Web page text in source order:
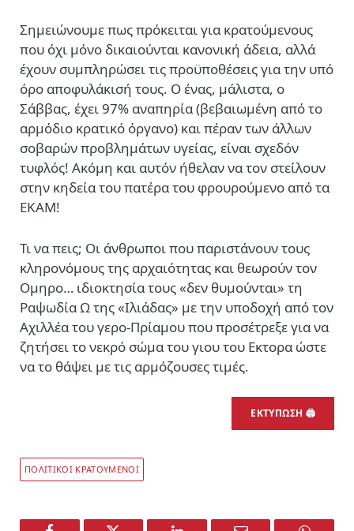
Σημειώνουμε πως πρόκειται για κρατούμενους
που όχι μόνο δικαιούνται κανονική άδεια, αλλά
έχουν συμπληρώσει τις προϋποθέσεις για την υπό
όρο αποφυλάκισή τους. Ο ένας, μάλιστα, ο
Σάββας, έχει 97% αναπηρία (βεβαιωμένη από το
αρμόδιο κρατικό όργανο) και πέραν των άλλων
σοβαρών προβλημάτων υγείας, είναι σχεδόν
τυφλός! Ακόμη και αυτόν ήθελαν να τον στείλουν
στην κηδεία του πατέρα του φρουρούμενο από τα
ΕΚΑΜ!
Τι να πεις; Οι άνθρωποι που παριστάνουν τους
κληρονόμους της αρχαιότητας και θεωρούν τον
Ομηρο… ιδιοκτησία τους «δεν θυμούνται» τη
Ραψωδία Ω της «Ιλιάδας» με την υποδοχή από τον
Αχιλλέα του γερο-Πρίαμου που προσέτρεξε για να
ζητήσει το νεκρό σώμα του γιου του Εκτορα ώστε
να το θάψει με τις αρμόζουσες τιμές.
ΕΚΤΥΠΩΣΗ 🖨
ΠΟΛΙΤΙΚΟΙ ΚΡΑΤΟΥΜΕΝΟΙ